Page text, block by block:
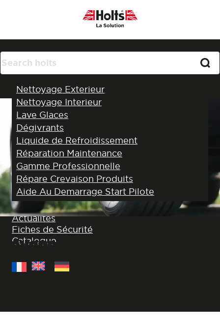
Produits
Nettoyage Exterieur
Nettoyage Interieur
Lave Glaces
Dégivrants
Liquide de Refroidissement
Réparation Maintenance
Gamme Professionnelle
Répare Crevaison Produits
Aide Au Demarrage Start Pilote
Touts Nos Produits
Aide et Conseils
Actualités
Fiches de Sécurité
Catalogue
Devenez un expert du pneu :
nos conseils pour vos pneus